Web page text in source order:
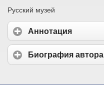
Русский музей
Аннотация
Биография автора